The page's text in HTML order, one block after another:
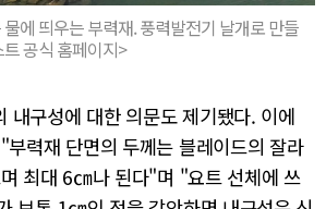
에 띄우는 부력재. 풍력발전기 날개로 만들
공식 홈페이지>
내구성에 대한 의문도 제기됐다. 이에
력재 단면의 두께는 블레이드의 잘라
최대 6㎝나 된다"며 "요트 선체에 쓰